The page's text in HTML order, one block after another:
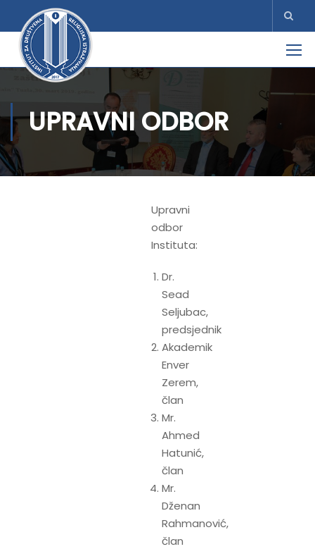
UPRAVNI ODBOR
Upravni
odbor
Instituta:
Dr.
Sead
Seljubac,
predsjednik
Akademik
Enver
Zerem,
član
Mr.
Ahmed
Hatunić,
član
Mr.
Dženan
Rahmanović,
član